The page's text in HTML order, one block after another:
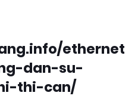
ethernet
dan-su-
thi-can/